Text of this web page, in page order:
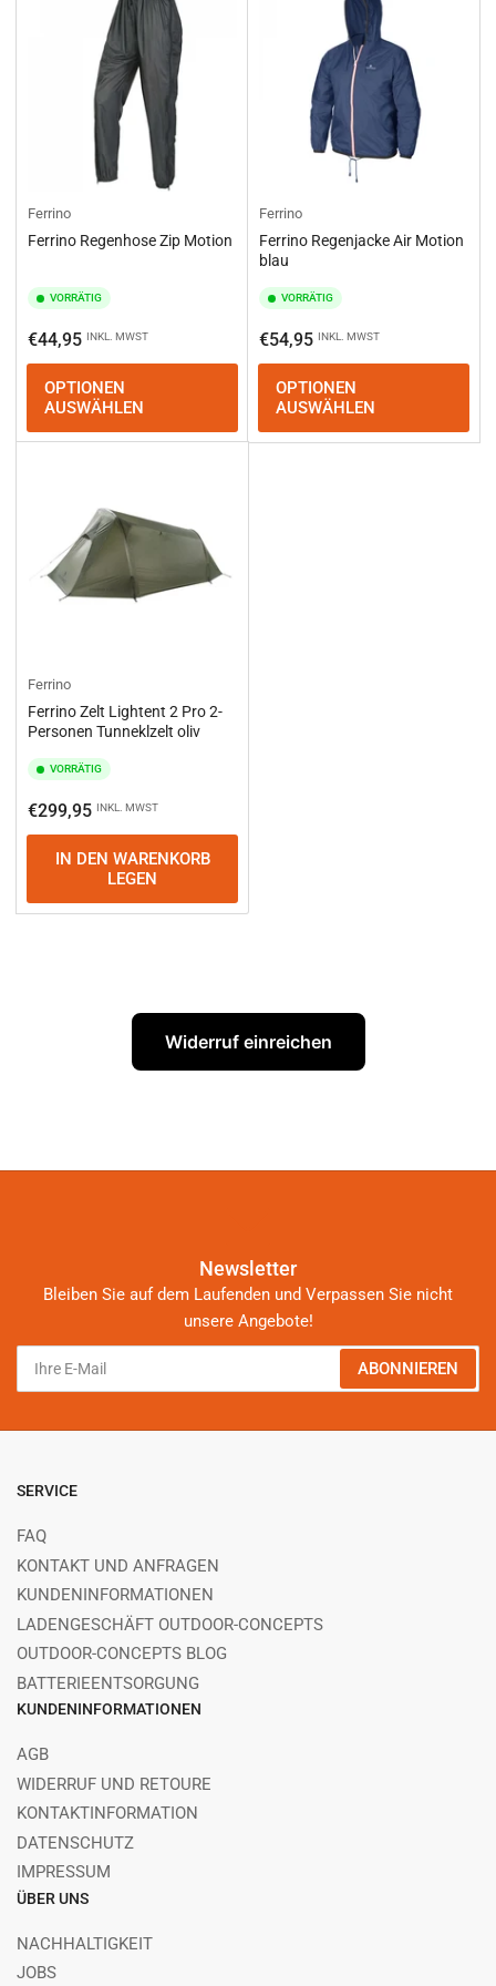
Ferrino
Ferrino Regenhose Zip Motion
VORRÄTIG
Normaler
Preis
€44,95 INKL. MWST
OPTIONEN
AUSWÄHLEN
Ferrino
Ferrino Regenjacke Air Motion
blau
VORRÄTIG
Normaler
Preis
€54,95 INKL. MWST
OPTIONEN
AUSWÄHLEN
Ferrino
Ferrino Zelt Lightent 2 Pro 2-
Personen Tunneklzelt oliv
VORRÄTIG
Normaler
Preis
€299,95 INKL. MWST
IN DEN WARENKORB
LEGEN
Widerruf einreichen
Newsletter
Bleiben Sie auf dem Laufenden und Verpassen Sie nicht
unsere Angebote!
Ihre
Mail
ABONNIEREN
SERVICE
FAQ
KONTAKT UND ANFRAGEN
KUNDENINFORMATIONEN
LADENGESCHÄFT OUTDOOR-CONCEPTS
OUTDOOR-CONCEPTS BLOG
BATTERIEENTSORGUNG
KUNDENINFORMATIONEN
AGB
WIDERRUF UND RETOURE
KONTAKTINFORMATION
DATENSCHUTZ
IMPRESSUM
ÜBER UNS
NACHHALTIGKEIT
JOBS